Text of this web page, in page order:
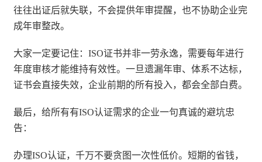
往往出证后就失联，不会提供年审提醒，也不协助企业完
成年审整改。
大家一定要记住：ISO证书并非一劳永逸，需要每年进行
年度审核才能维持有效性。一旦遗漏年审、体系不达标，
证书会直接失效，企业前期的所有投入，都会全部白费。
最后，给所有有ISO认证需求的企业一句真诚的避坑忠
告：
办理ISO认证，千万不要贪图一次性低价。短期的省钱，